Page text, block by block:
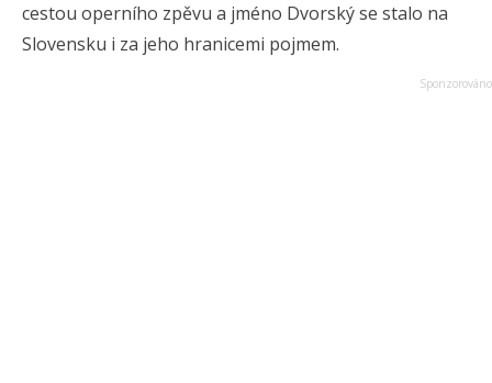
cestou operního zpěvu a jméno Dvorský se stalo na
Slovensku i za jeho hranicemi pojmem.